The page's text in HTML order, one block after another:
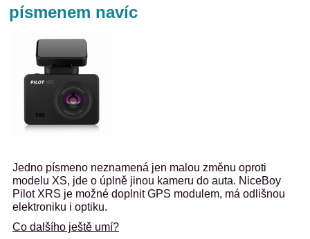
písmenem navíc
Jedno písmeno neznamená jen malou změnu oproti
modelu XS, jde o úplně jinou kameru do auta. NiceBoy
Pilot XRS je možné doplnit GPS modulem, má odlišnou
elektroniku i optiku.
Co dalšího ještě umí?